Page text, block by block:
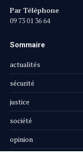
Par Téléphone
09 73 01 36 64
Sommaire
actualités
sécurité
justice
société
opinion